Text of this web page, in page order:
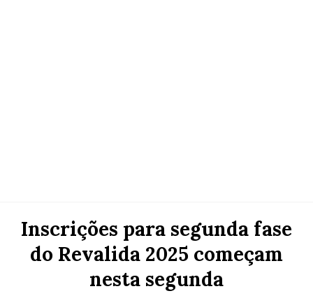
Inscrições para segunda fase
do Revalida 2025 começam
nesta segunda